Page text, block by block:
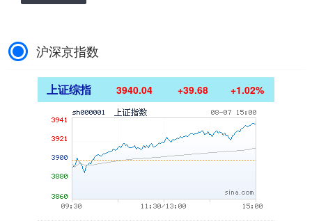
沪深京指数
上证综指 3940.04 +39.68 +1.02%